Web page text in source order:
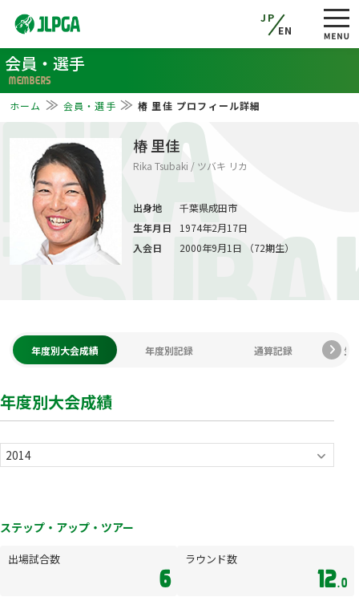
JP
EN
会員・選手
MEMBERS
ホーム 会員・選手 椿 里佳 プロフィール詳細
RIKA
椿 里佳
Rika Tsubaki / ツバキ リカ
出身地
千葉県成田市
生年月日
1974年2月17日
入会日
2000年9月1日 （72期生）
年度別大会成績 年度別記録 通算記録 生
年度別大会成績
ステップ・アップ・ツアー
出場試合数
6
ラウンド数
12.0